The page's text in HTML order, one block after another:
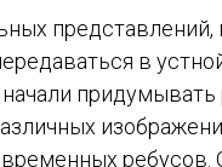
представлений,
в
ребусов.